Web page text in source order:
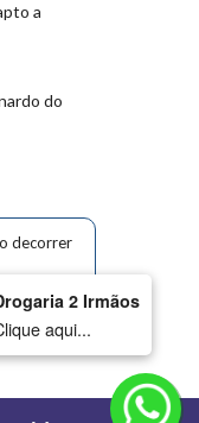
2 Irmãos
aqui...
a
do
decorrer